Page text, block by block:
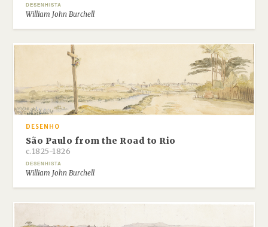
DESENHISTA
William John Burchell
DESENHO
São Paulo from the Road to Rio
c.1825-1826
DESENHISTA
William John Burchell